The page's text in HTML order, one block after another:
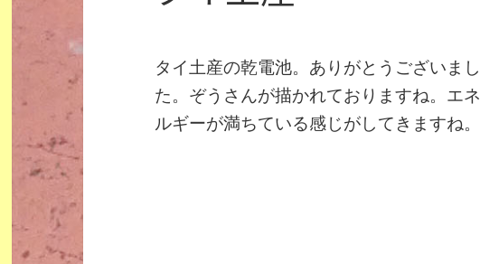
タイ土産の乾電池。ありがとうございまし
た。ぞうさんが描かれておりますね。エネ
ルギーが満ちている感じがしてきますね。